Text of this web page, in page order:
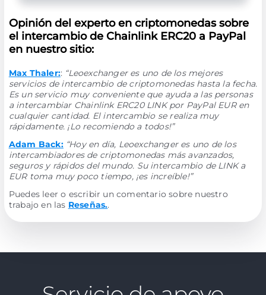
Opinión del experto en criptomonedas sobre
el intercambio de Chainlink ERC20 a PayPal
en nuestro sitio:
Max Thaler:: “Leoexchanger es uno de los mejores
servicios de intercambio de criptomonedas hasta la fecha.
Es un servicio muy conveniente que ayuda a las personas
a intercambiar Chainlink ERC20 LINK por PayPal EUR en
cualquier cantidad. El intercambio se realiza muy
rápidamente. ¡Lo recomiendo a todos!”
Adam Back: “Hoy en día, Leoexchanger es uno de los
intercambiadores de criptomonedas más avanzados,
seguros y rápidos del mundo. Su intercambio de LINK a
EUR toma muy poco tiempo, ¡es increíble!”
Puedes leer o escribir un comentario sobre nuestro
trabajo en las Reseñas..